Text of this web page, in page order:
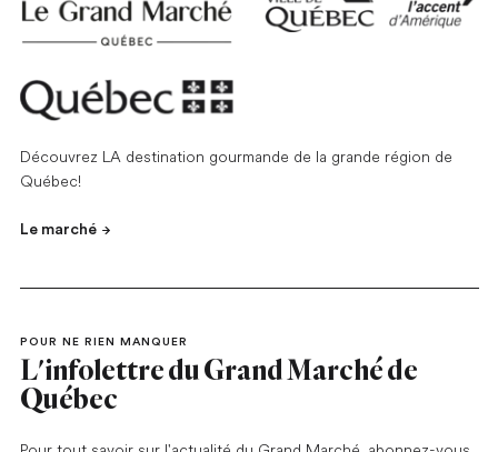
Découvrez LA destination gourmande de la grande région de
Québec!
Le marché
POUR NE RIEN MANQUER
L'infolettre du Grand Marché de
Québec